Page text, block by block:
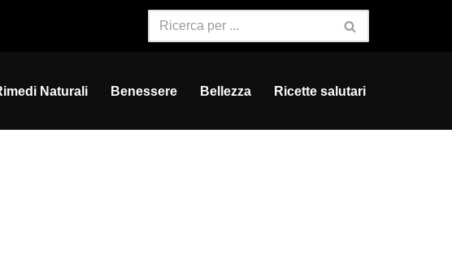
Naturali Benessere Bellezza Ricette salutari